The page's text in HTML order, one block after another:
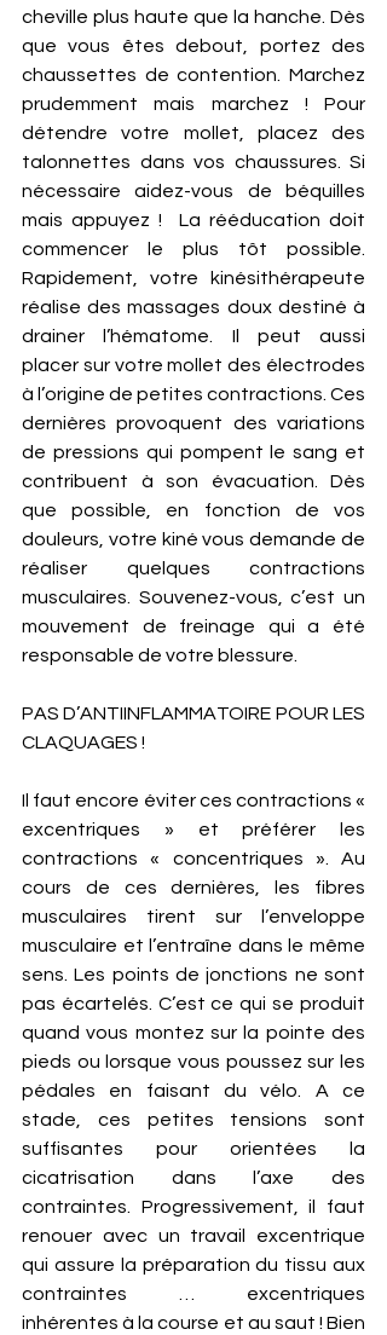
cheville plus haute que la hanche. Dès
que vous êtes debout, portez des
chaussettes de contention. Marchez
prudemment mais marchez ! Pour
détendre votre mollet, placez des
talonnettes dans vos chaussures. Si
nécessaire aidez-vous de béquilles
mais appuyez !  La rééducation doit
commencer le plus tôt possible.
Rapidement, votre kinésithérapeute
réalise des massages doux destiné à
drainer l’hématome. Il peut aussi
placer sur votre mollet des électrodes
à l’origine de petites contractions. Ces
dernières provoquent des variations
de pressions qui pompent le sang et
contribuent à son évacuation. Dès
que possible, en fonction de vos
douleurs, votre kiné vous demande de
réaliser quelques contractions
musculaires. Souvenez-vous, c’est un
mouvement de freinage qui a été
responsable de votre blessure.
PAS D’ANTIINFLAMMATOIRE POUR LES
CLAQUAGES !
Il faut encore éviter ces contractions «
excentriques » et préférer les
contractions « concentriques ». Au
cours de ces dernières, les fibres
musculaires tirent sur l’enveloppe
musculaire et l’entraîne dans le même
sens. Les points de jonctions ne sont
pas écartelés. C’est ce qui se produit
quand vous montez sur la pointe des
pieds ou lorsque vous poussez sur les
pédales en faisant du vélo. A ce
stade, ces petites tensions sont
suffisantes pour orientées la
cicatrisation dans l’axe des
contraintes. Progressivement, il faut
renouer avec un travail excentrique
qui assure la préparation du tissu aux
contraintes … excentriques
inhérentes à la course et au saut ! Bien